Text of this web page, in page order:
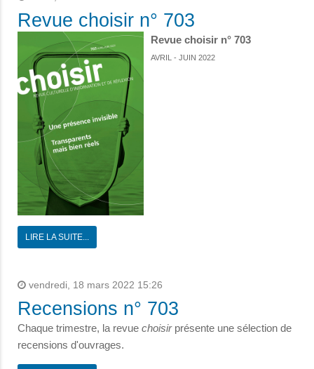
Revue choisir n° 703
Revue choisir n° 703
AVRIL - JUIN 2022
LIRE LA SUITE...
vendredi, 18 mars 2022 15:26
Recensions n° 703
Chaque trimestre, la revue choisirprésente une sélection de
recensions d'ouvrages.